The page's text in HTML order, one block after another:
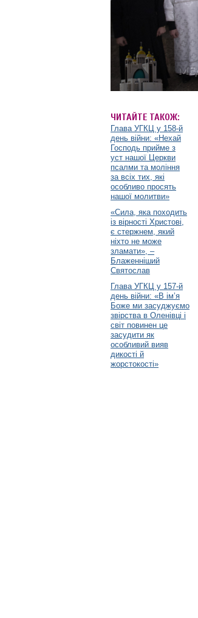
ЧИТАЙТЕ ТАКОЖ:
Глава УГКЦ у 158-й
день війни: «Нехай
Господь прийме з
уст нашої Церкви
псалми та моління
за всіх тих, які
особливо просять
нашої молитви»
«Сила, яка походить
із вірності Христові,
є стержнем, який
ніхто не може
зламати», –
Блаженніший
Святослав
Глава УГКЦ у 157-й
день війни: «В ім’я
Боже ми засуджуємо
звірства в Оленівці і
світ повинен це
засудити як
особливий вияв
дикості й
жорстокості»